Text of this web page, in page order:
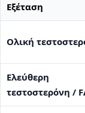
Εξέταση
Ολική
Ελεύθερη
τεστοστερόνη /